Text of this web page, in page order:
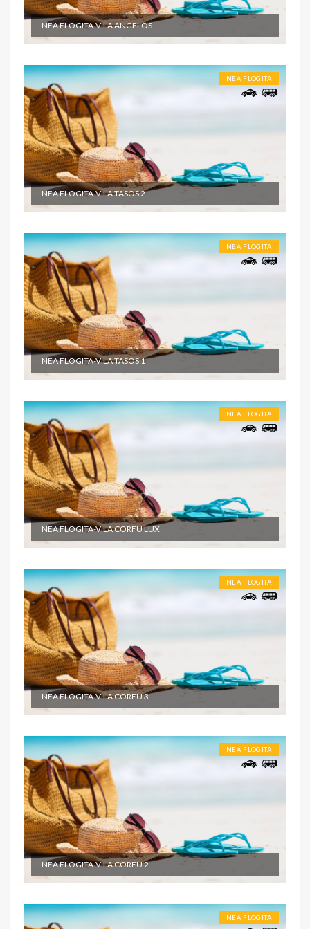
NEA FLOGITA-VILA ANGELOS
NEA FLOGITA
NEA FLOGITA-VILA TASOS 2
NEA FLOGITA
NEA FLOGITA-VILA TASOS 1
NEA FLOGITA
NEA FLOGITA-VILA CORFU LUX
NEA FLOGITA
NEA FLOGITA-VILA CORFU 3
NEA FLOGITA
NEA FLOGITA-VILA CORFU 2
NEA FLOGITA